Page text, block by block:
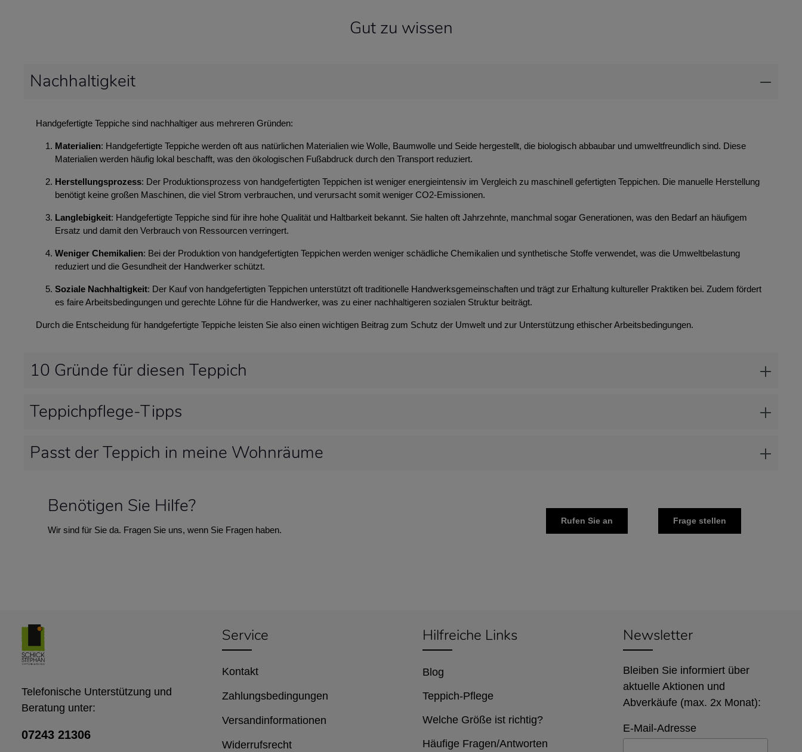
Gut zu wissen
Nachhaltigkeit
Handgefertigte Teppiche sind nachhaltiger aus mehreren Gründen:
Materialien: Handgefertigte Teppiche werden oft aus natürlichen Materialien wie Wolle, Baumwolle und Seide hergestellt, die biologisch abbaubar und umweltfreundlich sind. Diese
Materialien werden häufig lokal beschafft, was den ökologischen Fußabdruck durch den Transport reduziert.
Herstellungsprozess: Der Produktionsprozess von handgefertigten Teppichen ist weniger energieintensiv im Vergleich zu maschinell gefertigten Teppichen. Die manuelle Herstellung
benötigt keine großen Maschinen, die viel Strom verbrauchen, und verursacht somit weniger CO2-Emissionen.
Langlebigkeit: Handgefertigte Teppiche sind für ihre hohe Qualität und Haltbarkeit bekannt. Sie halten oft Jahrzehnte, manchmal sogar Generationen, was den Bedarf an häufigem
Ersatz und damit den Verbrauch von Ressourcen verringert.
Weniger Chemikalien: Bei der Produktion von handgefertigten Teppichen werden weniger schädliche Chemikalien und synthetische Stoffe verwendet, was die Umweltbelastung
reduziert und die Gesundheit der Handwerker schützt.
Soziale Nachhaltigkeit: Der Kauf von handgefertigten Teppichen unterstützt oft traditionelle Handwerksgemeinschaften und trägt zur Erhaltung kultureller Praktiken bei. Zudem fördert
es faire Arbeitsbedingungen und gerechte Löhne für die Handwerker, was zu einer nachhaltigeren sozialen Struktur beiträgt.
Durch die Entscheidung für handgefertigte Teppiche leisten Sie also einen wichtigen Beitrag zum Schutz der Umwelt und zur Unterstützung ethischer Arbeitsbedingungen.
10 Gründe für diesen Teppich
Teppichpflege-Tipps
Passt der Teppich in meine Wohnräume
Benötigen Sie Hilfe?
Wir sind für Sie da. Fragen Sie uns, wenn Sie Fragen haben.
Rufen Sie an Frage stellen
Service
Kontakt
Zahlungsbedingungen
Versandinformationen
Widerrufsrecht
Newsletter
Bleiben Sie informiert über
aktuelle Aktionen und
Abverkäufe (max. 2x Monat):
E-Mail-Adresse
Telefonische Unterstützung und
Beratung unter:
07243 21306
Hilfreiche Links
Blog
Teppich-Pflege
Welche Größe ist richtig?
Häufige Fragen/Antworten